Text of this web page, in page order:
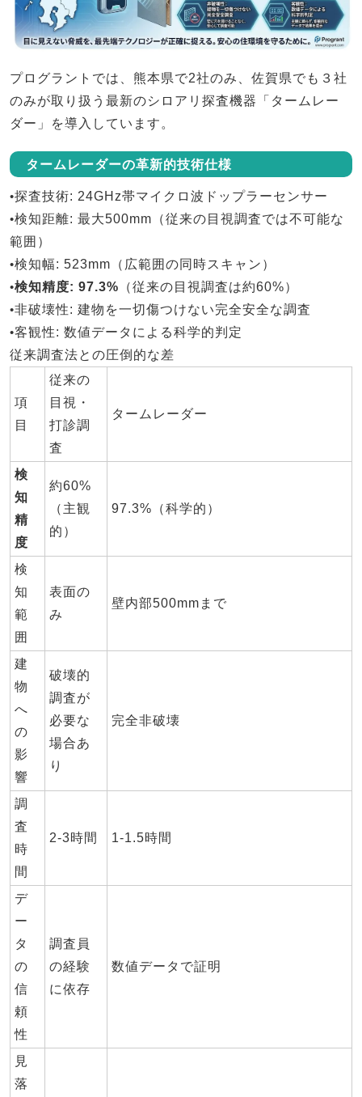
プログラントでは、 熊本県で2社のみ、佐賀県でも３社
のみが取り扱う最新のシロアリ探査機器「 タームレー
ダー 」を導入しています。
タームレーダーの革新的技術仕様
•探査技術: 24GHz帯マイクロ波ドップラーセンサー
•検知距離: 最大500mm（従来の目視調査では不可能な
範囲）
•検知幅: 523mm（広範囲の同時スキャン）
•検知精度: 97.3% （従来の目視調査は約60%）
•非破壊性: 建物を一切傷つけない完全安全な調査
•客観性: 数値データによる科学的判定
従来調査法との圧倒的な差
項
目
従来の
目視・
打診調
査
タームレーダー
検
知
精
度
約60%
（主観
的）
97.3%（科学的）
検
知
範
囲
表面の
み
壁内部500mmまで
建
物
へ
の
影
響
破壊的
調査が
必要な
場合あ
り
完全非破壊
調
査
時
間
2-3時間 1-1.5時間
デ
ー
タ
の
信
頼
性
調査員
の経験
に依存
数値データで証明
見
落